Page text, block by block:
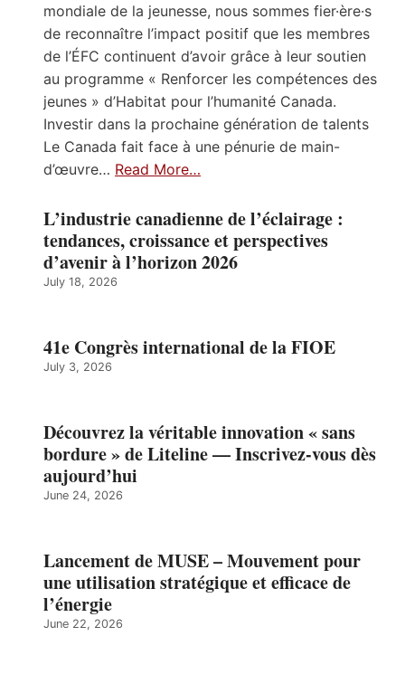
mondiale de la jeunesse, nous sommes fier·ère·s
de reconnaître l’impact positif que les membres
de l’ÉFC continuent d’avoir grâce à leur soutien
au programme « Renforcer les compétences des
jeunes » d’Habitat pour l’humanité Canada.
Investir dans la prochaine génération de talents
Le Canada fait face à une pénurie de main-
d’œuvre… Read More…
L’industrie canadienne de l’éclairage :
tendances, croissance et perspectives
d’avenir à l’horizon 2026
July 18, 2026
41e Congrès international de la FIOE
July 3, 2026
Découvrez la véritable innovation « sans
bordure » de Liteline — Inscrivez-vous dès
aujourd’hui
June 24, 2026
Lancement de MUSE – Mouvement pour
une utilisation stratégique et efficace de
l’énergie
June 22, 2026